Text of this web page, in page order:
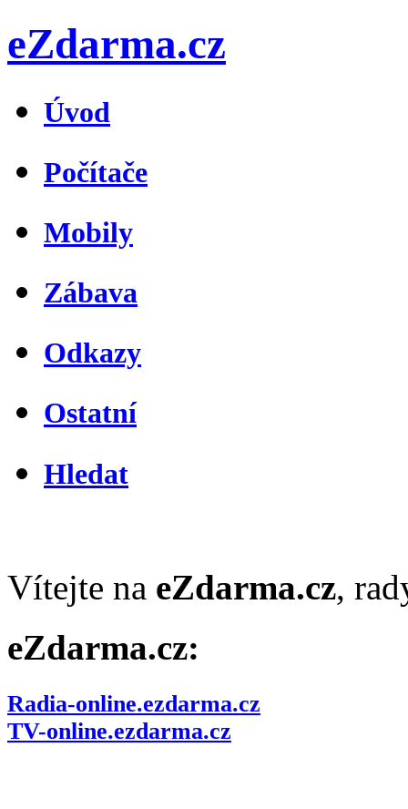
eZdarma.cz
Úvod
Počítače
Mobily
Zábava
Odkazy
Ostatní
Hledat
Vítejte na eZdarma.cz,
eZdarma.cz:
Radia-online.ezdarma.cz
TV-online.ezdarma.cz